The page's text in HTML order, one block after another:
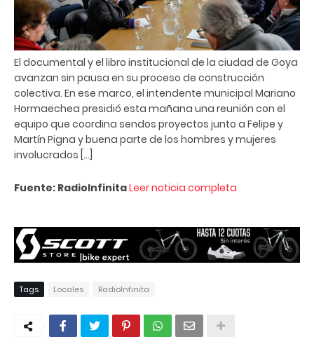
El documental y el libro institucional de la ciudad de Goya
avanzan sin pausa en su proceso de construcción
colectiva. En ese marco, el intendente municipal Mariano
Hormaechea presidió esta mañana una reunión con el
equipo que coordina sendos proyectos junto a Felipe y
Martín Pigna y buena parte de los hombres y mujeres
involucrados […]
Fuente: RadioInfinitaLeer noticia completa
Tags Locales RadioInfinita